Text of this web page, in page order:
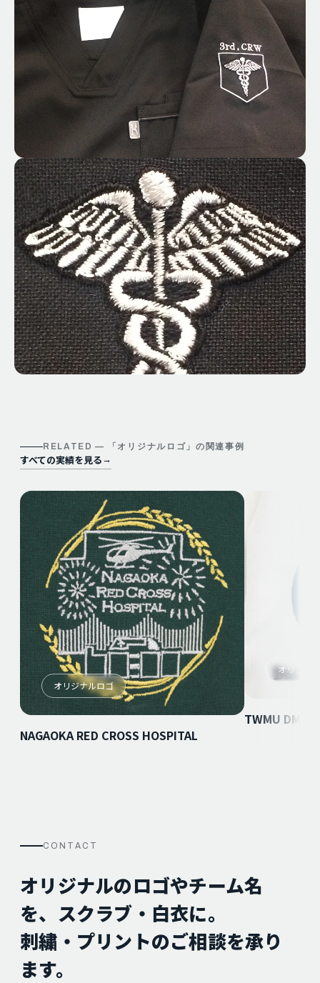
RELATED — 「 オリジナルロゴ 」の関連事例
すべての実績を見る →
オリジナルロゴ
NAGAOKA RED CROSS HOSPITAL
オリジナ
TWMU DMC
CONTACT
オリジナルのロゴやチーム名
を、スクラブ・白衣に。
刺繍・プリントのご相談を承り
ます。